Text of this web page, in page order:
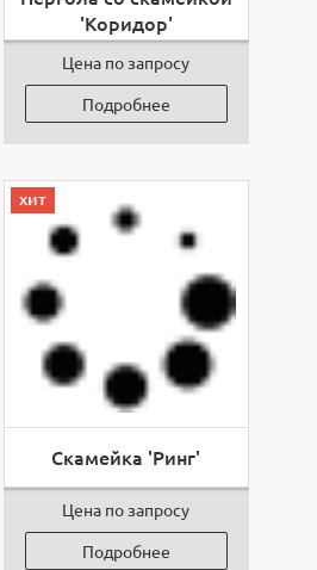
'Коридор'
Цена по запросу
Подробнее
хит
Скамейка 'Ринг'
Цена по запросу
Подробнее